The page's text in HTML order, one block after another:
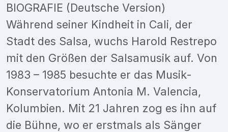
BIOGRAFIE (Deutsche Version)
Während seiner Kindheit in Cali, der
Stadt des Salsa, wuchs Harold Restrepo
mit den Größen der Salsamusik auf. Von
1983 – 1985 besuchte er das Musik-
Konservatorium Antonia M. Valencia,
Kolumbien. Mit 21 Jahren zog es ihn auf
die Bühne, wo er erstmals als Sänger